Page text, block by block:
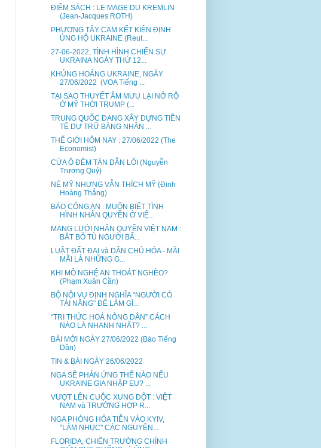
ĐIỂM SÁCH : LE MAGE DU KREMLIN
(Jean-Jacques ROTH)
PHƯƠNG TÂY CAM KẾT KIÊN ĐỊNH
ỦNG HỘ UKRAINE (Reut...
27-06-2022, TÌNH HÌNH CHIẾN SỰ
UKRAINA NGÀY THỨ 12...
KHỦNG HOẢNG UKRAINE, NGÀY
27/06/2022 (VOA Tiếng ...
TẠI SAO THUYẾT ÂM MƯU LẠI NỞ RỘ
Ở MỸ THỜI TRUMP (...
TRUNG QUỐC ĐANG XÂY DỰNG TIỀN
TỆ DỰ TRỮ BẰNG NHÂN ...
THẾ GIỚI HÔM NAY : 27/06/2022 (The
Economist)
CỬA Ô ĐÊM TÀN DẪN LỐI (Nguyễn
Trương Quý)
NÉ MỸ NHƯNG VẪN THÍCH MỸ (Đinh
Hoàng Thắng)
BÁO CÔNG AN : MUỐN BIẾT TÌNH
HÌNH NHÂN QUYỀN Ở VIỆ...
MẠNG LƯỚI NHÂN QUYỀN VIỆT NAM :
BẮT BỎ TÙ NGƯỜI BẤ...
LUẬT ĐẤT ĐAI và DÂN CHỦ HÓA - MÃI
MÃI LÀ NHỮNG G...
KHI MÔ NGHỆ AN THOÁT NGHÈO?
(Phạm Xuân Cần)
BỘ NỘI VỤ ĐỊNH NGHĨA “NGƯỜI CÓ
TÀI NĂNG” ĐỂ LÀM GÌ...
“TRI THỨC HOÁ NÔNG DÂN” CÁCH
NÀO LÀ NHANH NHẤT? ...
BÀI MỚI NGÀY 27/06/2022 (Báo Tiếng
Dân)
TIN & BÀI NGÀY 26/06/2022
NGA SẼ PHẢN ỨNG THẾ NÀO NẾU
UKRAINE GIA NHẬP EU? ...
VƯỢT LÊN CUỘC XUNG ĐỘT : VIỆT
NAM và TRƯỜNG HỢP R...
NGA PHÓNG HỎA TIỄN VÀO KYIV,
"LÀM NHỤC" CÁC NGUYÊN...
FLORIDA, CHIẾN TRƯỜNG CHÍNH